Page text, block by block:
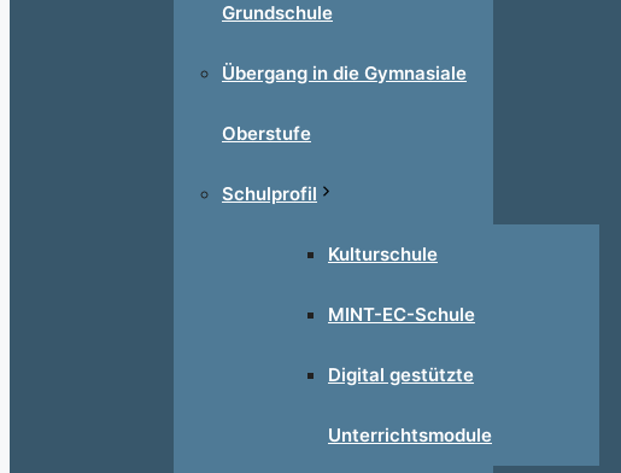
Grundschule
Übergang in die Gymnasiale
Oberstufe
Schulprofil
Kulturschule
MINT-EC-Schule
Digital gestützte
Unterrichtsmodule